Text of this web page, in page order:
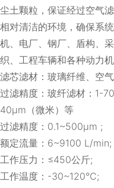
尘土颗粒，保证经过空气
相对清洁的环境，确保系
机、电厂、钢厂、盾构、
织、工程车辆和各种动力机
滤芯滤材：玻璃纤维、空
过滤精度：玻纤滤材：1-
40μm（微米）等
过滤精度：0.1~500μm ;
额定流量：6~9100 L/min;
工作压力：≤450公斤;
工作温度：-30~120℃;